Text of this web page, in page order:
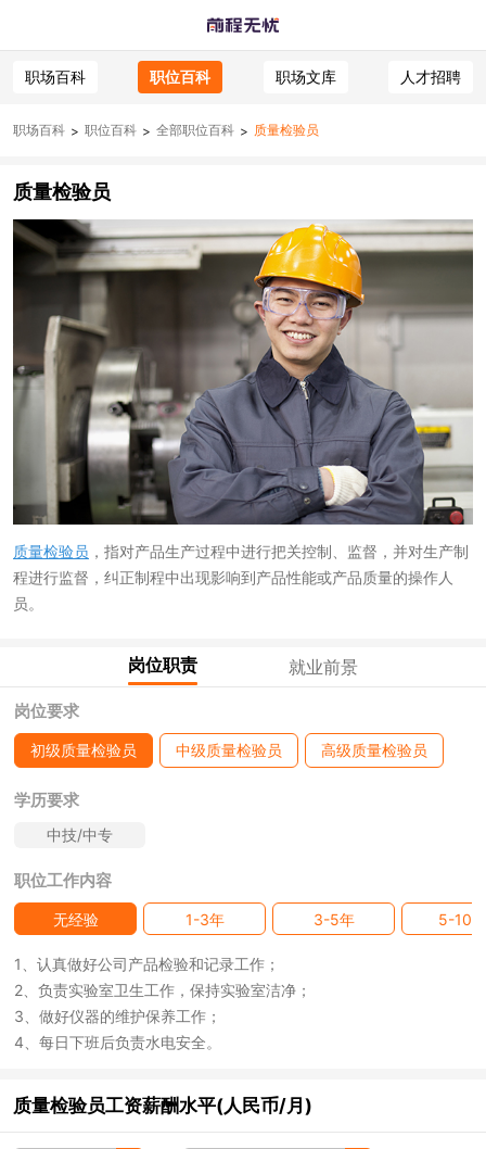
职场百科 职位百科 职场文库 人才招聘
职场百科 > 职位百科 > 全部职位百科 > 质量检验员
质量检验员
质量检验员 ，指对产品生产过程中进行把关控制、监督，并对生产制
程进行监督，纠正制程中出现影响到产品性能或产品质量的操作人
员。
岗位职责 就业前景
岗位要求
初级质量检验员 中级质量检验员 高级质量检验员
学历要求
中技/中专
职位工作内容
无经验 1-3年 3-5年 5-10年
1、认真做好公司产品检验和记录工作；
2、负责实验室卫生工作，保持实验室洁净；
3、做好仪器的维护保养工作；
4、每日下班后负责水电安全。
质量检验员工资薪酬水平(人民币/月)